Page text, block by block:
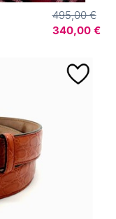
495,00 €
340,00 €